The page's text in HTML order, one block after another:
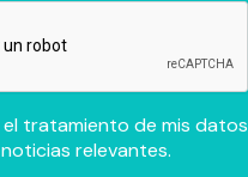
tratamiento de mis
relevantes.